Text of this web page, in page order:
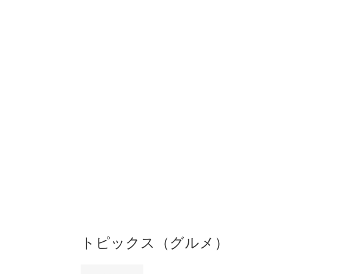
トピックス（グルメ）